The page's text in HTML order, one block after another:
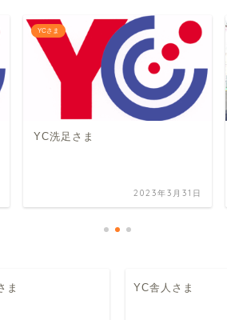
YCさま
YC洗足さま
2023年3月31日
ま YC舎人さま